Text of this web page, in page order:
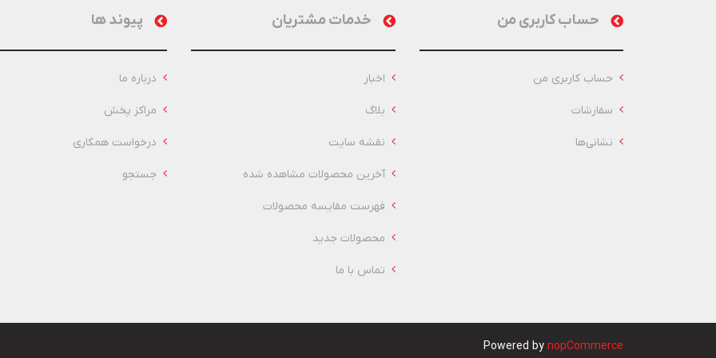
حساب کاربری من
حساب کاربری من
سفارشات
نشانی‌ها
خدمات مشتریان
اخبار
بلاگ
نقشه سایت
آخرین محصولات مشاهده شده
فهرست مقایسه محصولات
محصولات جدید
تماس با ما
پیوند ها
درباره ما
مراکز پخش
درخواست همکاری
جستجو
Powered bynopCommerce